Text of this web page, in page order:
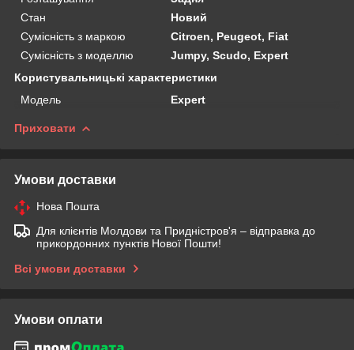
Стан
Новий
Сумісність з маркою
Citroen, Peugeot, Fiat
Сумісність з моделлю
Jumpy, Scudo, Expert
Користувальницькі характеристики
Мoдель
Expert
Приховати
Умови доставки
Нова Пошта
Для клієнтів Молдови та Придністров'я – відправка до
прикордонних пунктів Нової Пошти!
Всі умови доставки
Умови оплати